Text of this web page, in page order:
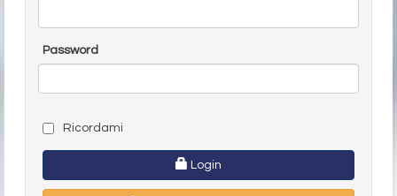
Password
Ricordami
Login